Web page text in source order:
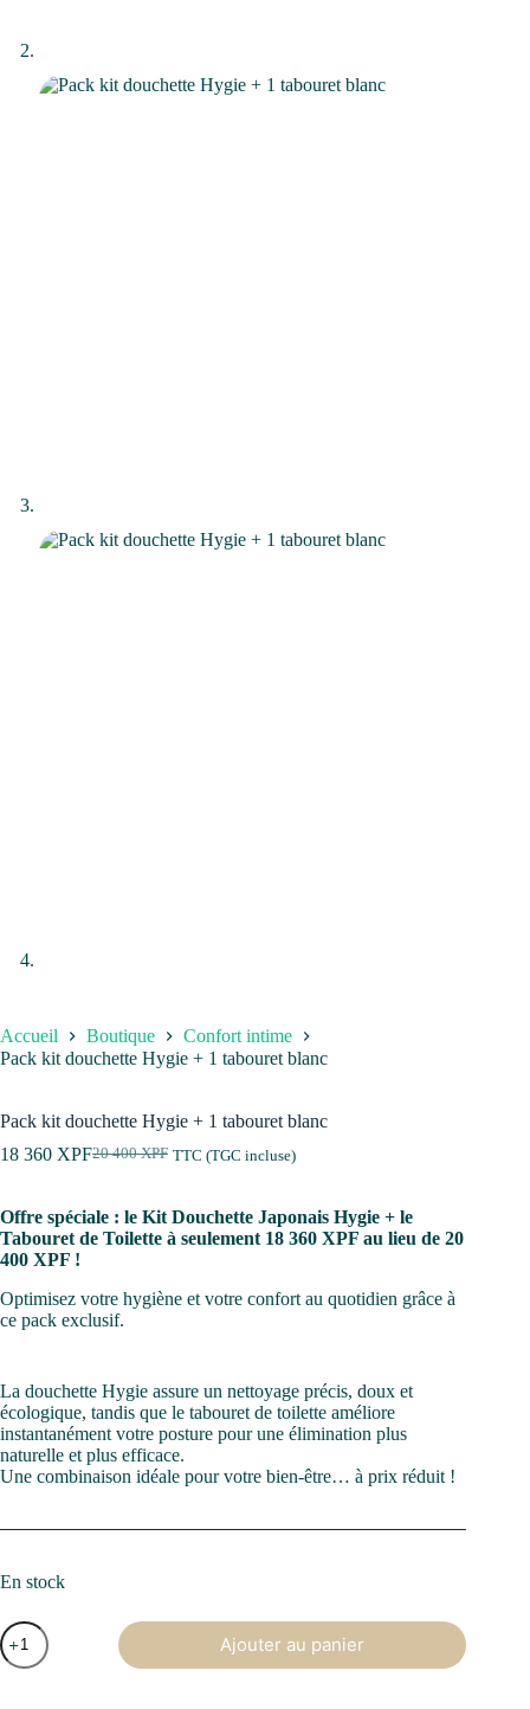
Accueil Boutique
Confort intime
Pack kit douchette Hygie + 1 tabouret blanc
Pack kit douchette Hygie + 1 tabouret blanc
20 400XPF
Le
initial
était :
20
18 360 XPFLe
actuel
est :
18
TTC (TGC incluse)
Offre spéciale : le Kit Douchette Japonais Hygie + le
Tabouret de Toilette à seulement 18 360 XPF au lieu de 20
400 XPF !
Optimisez votre hygiène et votre confort au quotidien grâce à
ce pack exclusif.
La douchette Hygie assure un nettoyage précis, doux et
écologique, tandis que le tabouret de toilette améliore
instantanément votre posture pour une élimination plus
naturelle et plus efficace.
Une combinaison idéale pour votre bien-être… à prix réduit !
En stock
quantité
de
Pack
Ajouter au panier